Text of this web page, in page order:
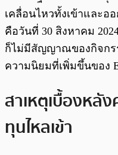
เคลื่อนไหวทั้งเข้าและ
คือวันที่ 30 สิงหาคม
ก็ไม่มีสัญญาณของกิจกร
ความนิยมที่เพิ่มขึ้นของ
สาเหตุเบื้องหลั
ทุนไหลเข้า